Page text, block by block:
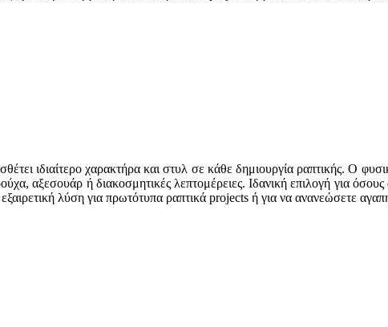
ιδιαίτερο χαρακτήρα και στυλ σε κάθε δημιουργία ραπτικής. Ο
αξεσουάρ ή διακοσμητικές λεπτομέρειες. Ιδανική επιλογή για όσους
λύση για πρωτότυπα ραπτικά projects ή για να ανανεώσετε